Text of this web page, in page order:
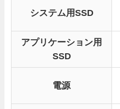
システム用SSD
アプリケーション用
SSD
電源